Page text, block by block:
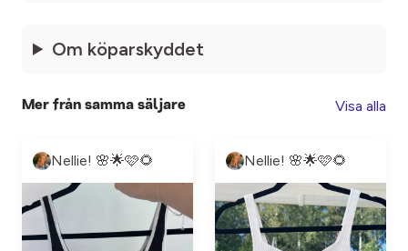
Om köparskyddet
Mer från samma säljare Visa alla
Nellie! 🌸🌟🩷🌻 Nellie! 🌸🌟🩷🌻